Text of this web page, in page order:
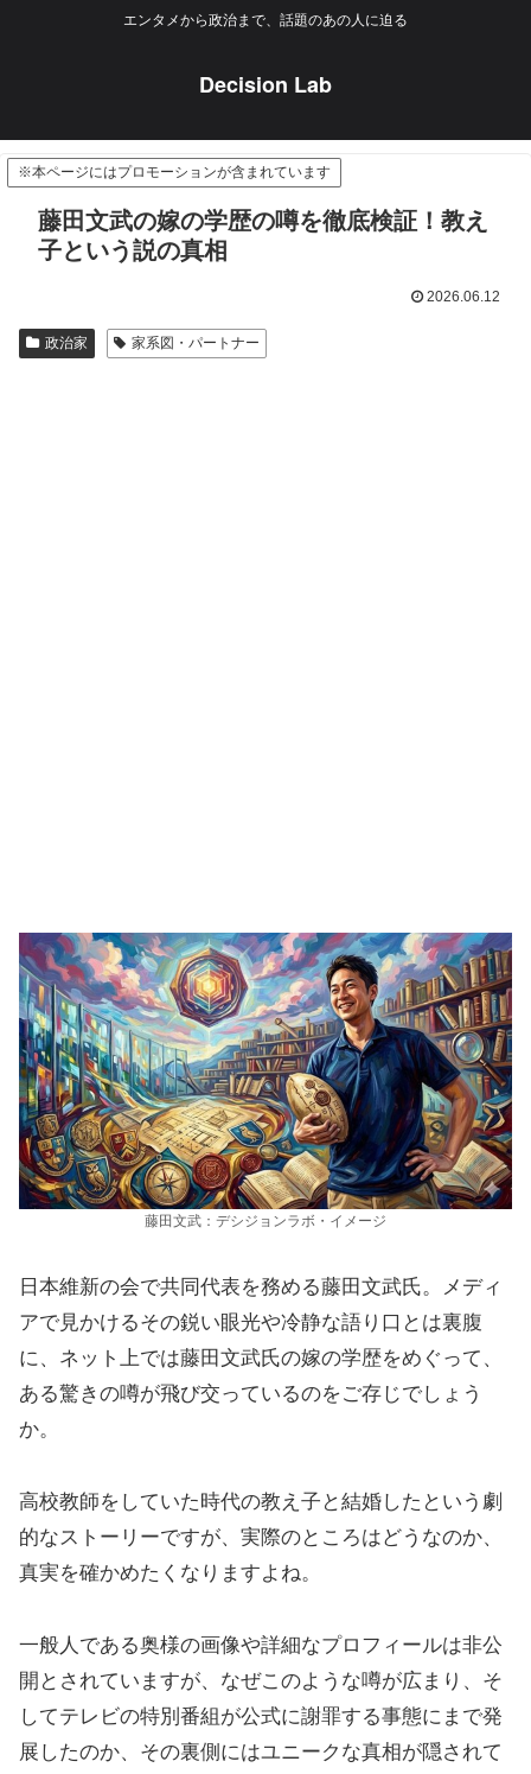
エンタメから政治まで、話題のあの人に迫る
Decision Lab
※本ページにはプロモーションが含まれています
藤田文武の嫁の学歴の噂を徹底検証！教え
子という説の真相
2026.06.12
政治家 家系図・パートナー
藤田文武：デシジョンラボ・イメージ
日本維新の会で共同代表を務める藤田文武氏。メディ
アで見かけるその鋭い眼光や冷静な語り口とは裏腹
に、ネット上では藤田文武氏の嫁の学歴をめぐって、
ある驚きの噂が飛び交っているのをご存じでしょう
か。
高校教師をしていた時代の教え子と結婚したという劇
的なストーリーですが、実際のところはどうなのか、
真実を確かめたくなりますよね。
一般人である奥様の画像や詳細なプロフィールは非公
開とされていますが、なぜこのような噂が広まり、そ
してテレビの特別番組が公式に謝罪する事態にまで発
展したのか、その裏側にはユニークな真相が隠されて